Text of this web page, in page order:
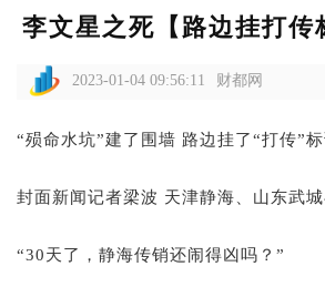
李文星之死【路边挂打传
2023-01-04 09:56:11 财都网
“殒命水坑”建了围墙 路边挂了“打传”
封面新闻记者梁波 天津静海、山东武
“30天了，静海传销还闹得凶吗？”